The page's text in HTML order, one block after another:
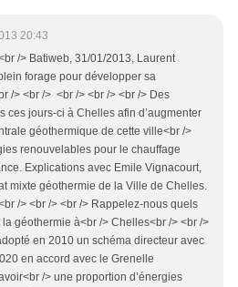
20:43
/> Batiweb, 31/01/2013, Laurent
forage pour développer sa
/> <br /> <br /> <br /> <br /> Des
ces jours-ci à Chelles afin d’augmenter
géothermique de cette ville<br />
renouvelables pour le chauffage
Explications avec Emile Vignacourt,
mixte géothermie de la Ville de Chelles.
/> <br /> <br /> Rappelez-nous quels
géothermie à<br /> Chelles<br /> <br />
en 2010 un schéma directeur avec
en accord avec le Grenelle
/> une proportion d’énergies